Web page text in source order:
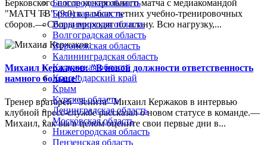
Берковского после контрольного матча с медиакомандой
"МАТЧ ТВ" (9:0) в рамках летних учебно-тренировочных
сборов.— Сборы проходят по плану. Всю нагрузку,...
Михаил Кержаков: "В новой должности ответственность
намного больше"
Тренер вратарей "Зенита" Михаил Кержаков в интервью
клубной пресс-службе рассказал о новом статусе в команде.—
Михаил, как вы в целом оцените свои первые дни в...
Белгородская область
Брянская область
Владимирская область
Волгоградская область
Воронежская область
Калининградская область
Калужская область
Краснодарский край
Крым
Курская область
Ленинградская область
Московская область
Нижегородская область
Пензенская область